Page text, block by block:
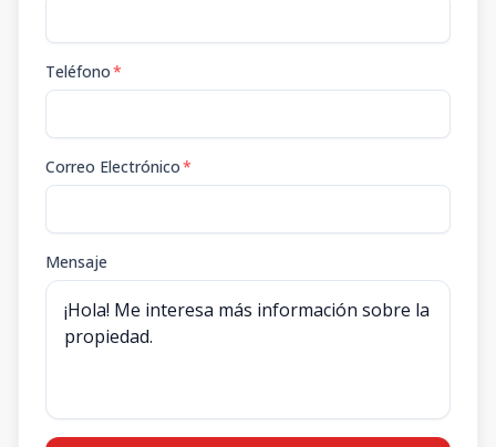
Teléfono*
Correo Electrónico*
Mensaje